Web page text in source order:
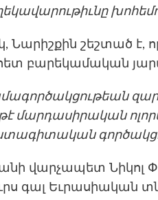
շեշտած է,
բարեկամական
մարդասիրական
վարչապետ Նիկոլ
գալ Եւրասիական